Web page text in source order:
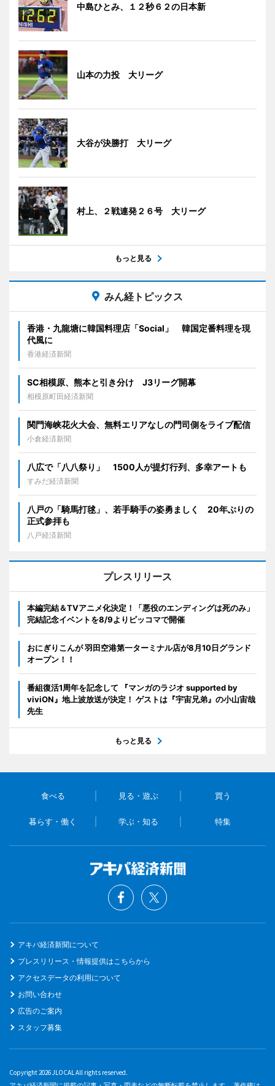
中島ひとみ、１２秒６２の日本新
山本の力投 大リーグ
大谷が決勝打 大リーグ
村上、２戦連発２６号 大リーグ
もっと見る
みん経トピックス
香港・九龍塘に韓国料理店「Social」 韓国定番料理を現
代風に
香港経済新聞
SC相模原、熊本と引き分け J3リーグ開幕
相模原町田経済新聞
関門海峡花火大会、無料エリアなしの門司側をライブ配信
小倉経済新聞
八広で「八八祭り」 1500人が提灯行列、多幸アートも
すみだ経済新聞
八戸の「騎馬打毬」、若手騎手の姿勇ましく 20年ぶりの
正式参拝も
八戸経済新聞
プレスリリース
本編完結＆TVアニメ化決定！「悪役のエンディングは死のみ」
完結記念イベントを8/9よりピッコマで開催
おにぎりこんが 羽田空港第一ターミナル店が8月10日グランド
オープン！！
番組復活1周年を記念して 『マンガのラジオ supported by
viviON』地上波放送が決定！ ゲストは『宇宙兄弟』の小山宙哉
先生
もっと見る
食べる 見る・遊ぶ 買う
暮らす・働く 学ぶ・知る 特集
アキバ経済新聞について
プレスリリース・情報提供はこちらから
アクセスデータの利用について
お問い合わせ
広告のご案内
スタッフ募集
Copyright 2026 JLOCAL All rights reserved.